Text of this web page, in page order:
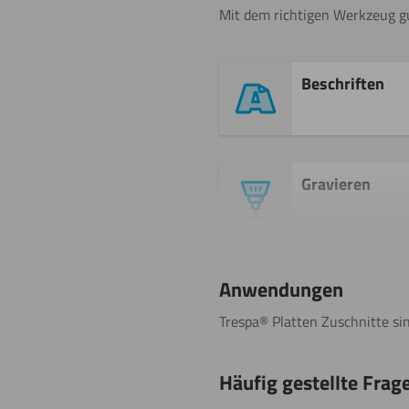
Mit dem richtigen Werkzeug
Beschriften
Gravieren
Sägen
(Kreissäge)
Biegen
Anwendungen
Trespa® Platten Zuschnitte
Häufig gestellte